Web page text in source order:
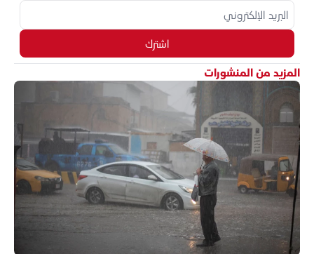
اشترك
المزيد من المنشورات